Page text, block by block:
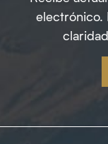
electrónico.